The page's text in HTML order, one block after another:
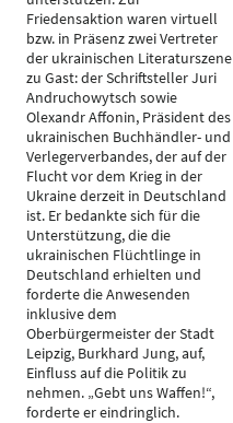
Friedensaktion waren virtuell
bzw. in Präsenz zwei Vertreter
der ukrainischen Literaturszene
zu Gast: der Schriftsteller Juri
Andruchowytsch sowie
Olexandr Affonin, Präsident des
ukrainischen Buchhändler- und
Verlegerverbandes, der auf der
Flucht vor dem Krieg in der
Ukraine derzeit in Deutschland
ist. Er bedankte sich für die
Unterstützung, die die
ukrainischen Flüchtlinge in
Deutschland erhielten und
forderte die Anwesenden
inklusive dem
Oberbürgermeister der Stadt
Leipzig, Burkhard Jung, auf,
Einfluss auf die Politik zu
nehmen. „Gebt uns Waffen!“,
forderte er eindringlich.